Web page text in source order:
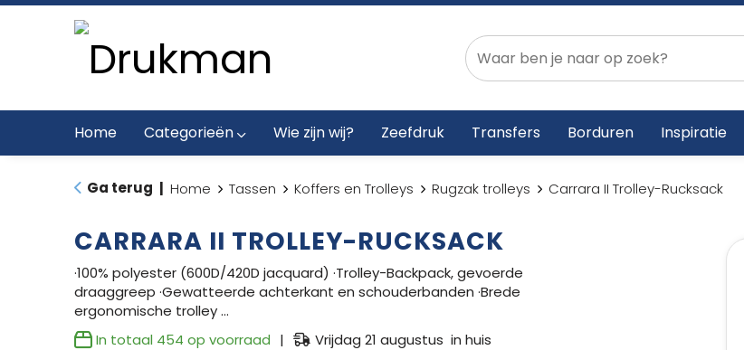
Home Categorieën Wie zijn wij? Zeefdruk Transfers Borduren Inspiratie
Ga terug Home Tassen Koffers en Trolleys Rugzak trolleys Carrara II Trolley-Rucksack
CARRARA II TROLLEY-RUCKSACK
·100% polyester (600D/420D jacquard) ·Trolley-Backpack, gevoerde
draaggreep ·Gewatteerde achterkant en schouderbanden ·Brede
ergonomische trolley …
In totaal 454 op voorraad Vrijdag 21 augustus in huis